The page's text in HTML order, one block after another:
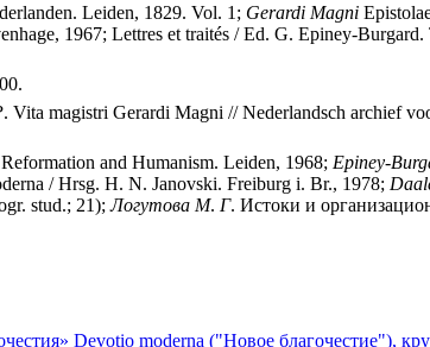
Leiden, 1829. Vol. 1; Gerardi Magni
1967; Lettres et traités / Ed. G. Epiney-
. Vita magistri Gerardi Magni // Nederlandsch archief
and Humanism. Leiden, 1968; Epiney-
/ Hrsg. H. N. Janovski. Freiburg i. Br., 1978;
stud.; 21);Логутова М. Г. Истоки и
Devotio moderna ("Новое благочестие"),